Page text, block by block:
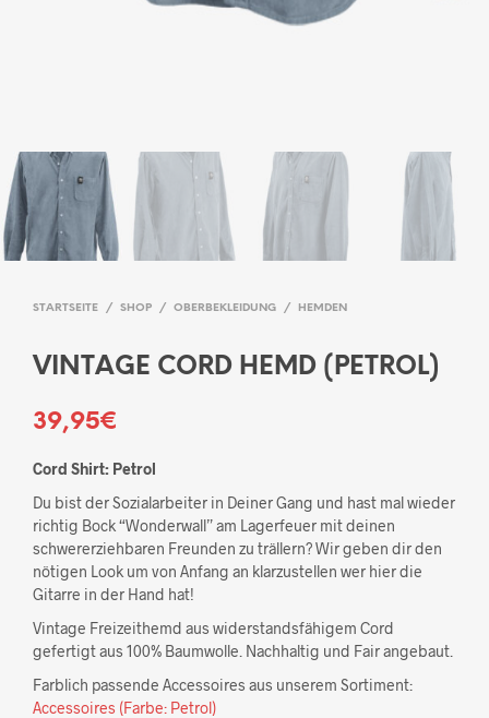
STARTSEITE / SHOP / OBERBEKLEIDUNG / HEMDEN
VINTAGE CORD HEMD (PETROL)
39,95€
Cord Shirt: Petrol
Du bist der Sozialarbeiter in Deiner Gang und hast mal wieder
richtig Bock “Wonderwall” am Lagerfeuer mit deinen
schwererziehbaren Freunden zu trällern? Wir geben dir den
nötigen Look um von Anfang an klarzustellen wer hier die
Gitarre in der Hand hat!
Vintage Freizeithemd aus widerstandsfähigem Cord
gefertigt aus 100% Baumwolle. Nachhaltig und Fair angebaut.
Farblich passende Accessoires aus unserem Sortiment:
Accessoires (Farbe: Petrol)